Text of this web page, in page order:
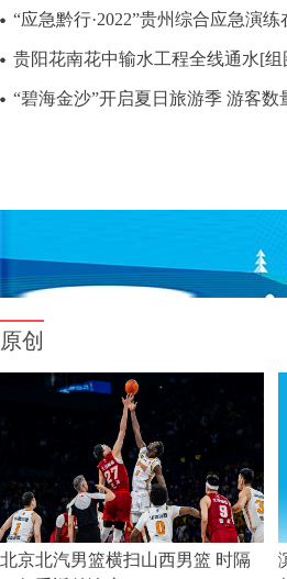
“应急黔行·2022”贵州综合应急演
贵阳花南花中输水工程全线通水[组
“碧海金沙”开启夏日旅游季 游客